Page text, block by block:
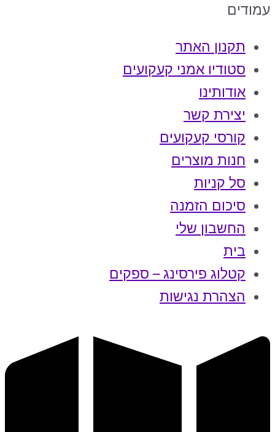
עמודים
תקנון האתר
סטודיו אמני קעקועים
אודותינו
יצירת קשר
קורסי קעקועים
חנות מוצרים
סל קניות
סיכום הזמנה
החשבון שלי
בית
קטלוג פירסינג – ספקים
הצהרת נגישות